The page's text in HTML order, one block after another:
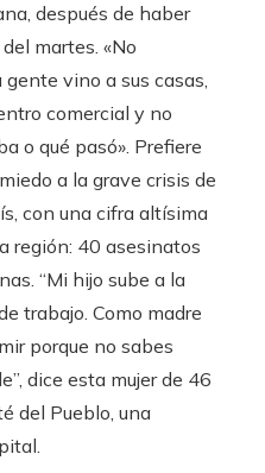
después de haber
martes. «No
vino a sus casas,
comercial y no
o qué pasó». Prefiere
a la grave crisis de
con una cifra altísima
región: 40 asesinatos
“Mi hijo sube a la
trabajo. Como madre
porque no sabes
dice esta mujer de 46
del Pueblo, una